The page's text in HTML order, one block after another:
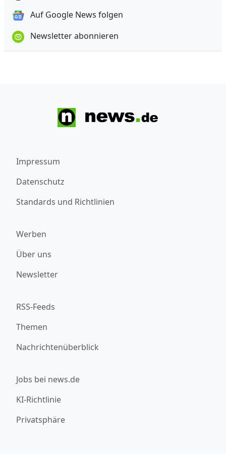
Auf Google News folgen
Newsletter abonnieren
Impressum
Datenschutz
Standards und Richtlinien
Werben
Über uns
Newsletter
RSS-Feeds
Themen
Nachrichtenüberblick
Jobs bei news.de
KI-Richtlinie
Privatsphäre